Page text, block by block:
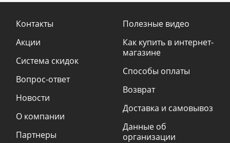
Контакты
Акции
Система скидок
Вопрос-ответ
Новости
О компании
Партнеры
Полезные видео
Как купить в интернет-
магазине
Способы оплаты
Возврат
Доставка и самовывоз
Данные об
организации